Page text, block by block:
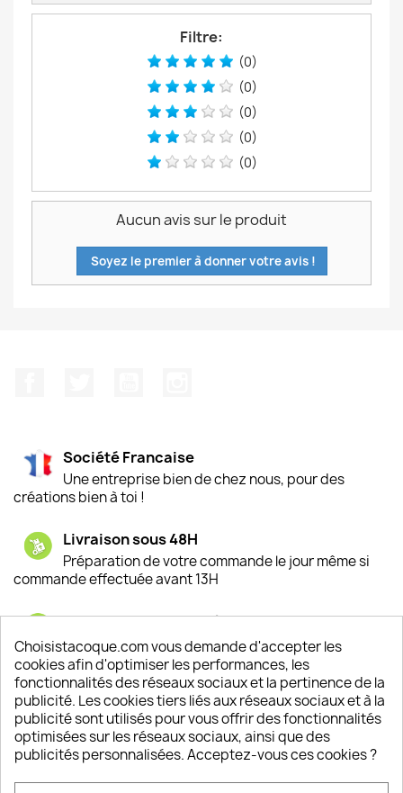
Filtre:
(0)
(0)
(0)
(0)
(0)
Aucun avis sur le produit
Soyez le premier à donner votre avis !
Société Francaise
Une entreprise bien de chez nous, pour des
créations bien à toi !
Livraison sous 48H
Préparation de votre commande le jour même si
commande effectuée avant 13H
Satisfaction de nos clients
Depuis 2009, entre 92% et 94% de nos clients
sont satisfaits de nos produits
Un SAV à votre écoute
Notre SAV est disponible 6/7J de 10h à 18H
Choisistacoque.com vous demande d'accepter les
cookies afin d'optimiser les performances, les
fonctionnalités des réseaux sociaux et la pertinence de la
publicité. Les cookies tiers liés aux réseaux sociaux et à la
publicité sont utilisés pour vous offrir des fonctionnalités
optimisées sur les réseaux sociaux, ainsi que des
publicités personnalisées. Acceptez-vous ces cookies ?